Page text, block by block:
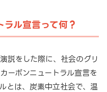
ル宣言って何？
説をした際に、社会のグリ
ーボンニュートラル宣言を
とは、炭素中立社会で、温